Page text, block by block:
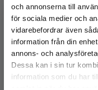
och annonserna till
för sociala medier och
vidarebefordrar även
information från din
annons- och
Dessa kan i sin tur
information som du har
Det verkar som att
Ålder i det
Krekula, C -
331 krinkl. moms
Exkl. moms: 312 kr